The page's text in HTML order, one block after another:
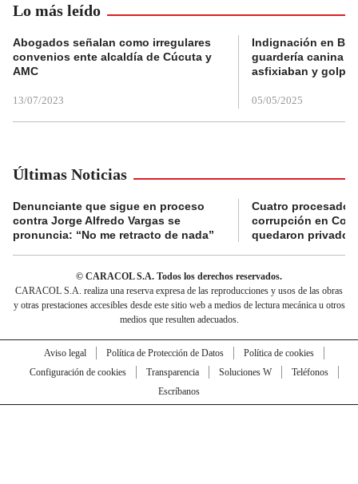
Lo más leído
Abogados señalan como irregulares
convenios ente alcaldía de Cúcuta y
AMC
13/07/2023
Indignación en
guardería canina
asfixiaban y
05/05/2025
Últimas Noticias
Denunciante que sigue en proceso
contra Jorge Alfredo Vargas se
pronuncia: “No me retracto de nada”
Cuatro
corrupción en
quedaron
© CARACOL S.A. Todos los derechos reservados.
CARACOL S.A. realiza una reserva expresa de las reproducciones y usos de las obras
y otras prestaciones accesibles desde este sitio web a medios de lectura mecánica u otros
medios que resulten adecuados.
Aviso legal Política de Protección de Datos
Política de cookies
Configuración de cookies
Transparencia Soluciones W
Teléfonos
Escríbanos